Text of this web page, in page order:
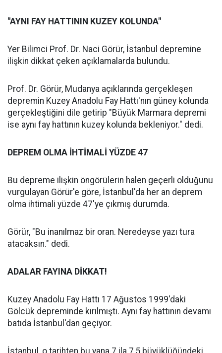
"AYNI FAY HATTININ KUZEY KOLUNDA"
Yer Bilimci Prof. Dr. Naci Görür, İstanbul depremine
ilişkin dikkat çeken açıklamalarda bulundu.
Prof. Dr. Görür, Mudanya açıklarında gerçekleşen
depremin Kuzey Anadolu Fay Hattı'nın güney kolunda
gerçekleştiğini dile getirip "Büyük Marmara depremi
ise aynı fay hattının kuzey kolunda bekleniyor." dedi.
DEPREM OLMA İHTİMALİ YÜZDE 47
Bu depreme ilişkin öngörülerin halen geçerli olduğunu
vurgulayan Görür'e göre, İstanbul'da her an deprem
olma ihtimali yüzde 47'ye çıkmış durumda.
Görür, "Bu inanılmaz bir oran. Neredeyse yazı tura
atacaksın." dedi.
ADALAR FAYINA DİKKAT!
Kuzey Anadolu Fay Hattı 17 Ağustos 1999'daki
Gölcük depreminde kırılmıştı. Aynı fay hattının devamı
batıda İstanbul'dan geçiyor.